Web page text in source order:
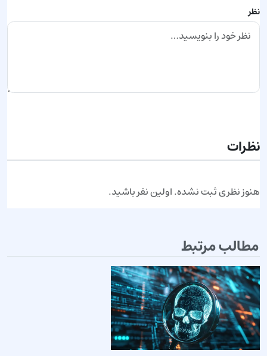
نظر
نظرات
هنوز نظری ثبت نشده. اولین نفر باشید.
مطالب مرتبط